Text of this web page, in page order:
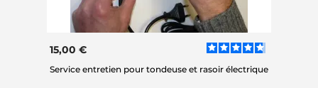
15,00 €
Service entretien pour tondeuse et rasoir électrique